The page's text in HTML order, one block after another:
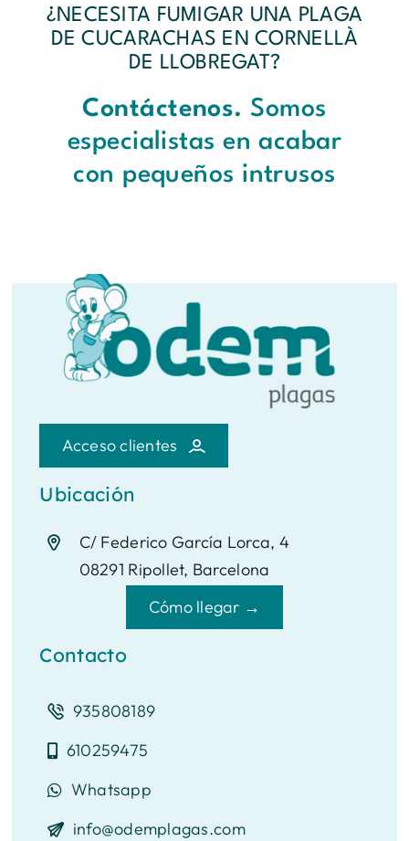
¿NECESITA FUMIGAR UNA PLAGA
DE CUCARACHAS EN CORNELLÀ
DE LLOBREGAT?
Contáctenos. Somos
especialistas en acabar
con pequeños intrusos
Acceso clientes
Ubicación
C/ Federico García Lorca, 4
08291 Ripollet, Barcelona
Cómo llegar →
Contacto
935808189
610259475
Whatsapp
info@odemplagas.com